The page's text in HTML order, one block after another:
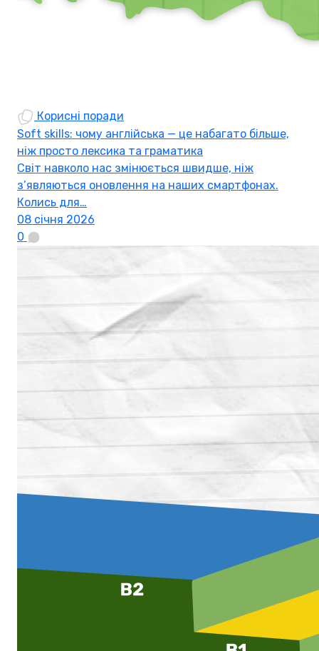
Корисні поради
Soft skills: чому англійська — це набагато більше,
ніж просто лексика та граматика
Світ навколо нас змінюється швидше, ніж
з’являються оновлення на наших смартфонах.
Колись для…
08 січня 2026
0